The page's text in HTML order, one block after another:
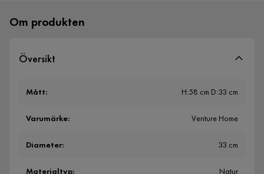
Om produkten
Översikt
Mått: H:58 cm D:33 cm
Varumärke: Venture Home
Diameter: 33 cm
Materialtyp: Natur